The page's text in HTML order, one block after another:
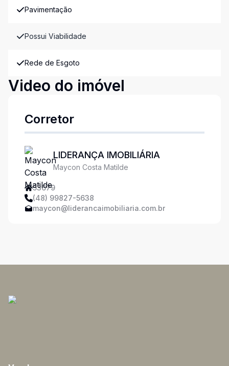
Pavimentação
Possui Viabilidade
Rede de Esgoto
Video do imóvel
Corretor
LIDERANÇA IMOBILIÁRIA
Maycon Costa Matilde
53679
(48) 99827-5638
maycon@liderancaimobiliaria.com.br